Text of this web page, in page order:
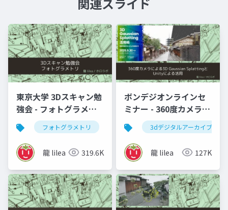
東京大学 3Dスキャン勉
強会 - フォトグラメト
リ」
フォトグラメトリ 3dデジタルアーカイブ
龍 lilea 319.6K
ボンデジオンラインセ
ミナー - 360度カメラに
よる3D Gaussian
SplattingとUnityによ
る活用
3dデジタルアーカイブ
龍 lilea 127K